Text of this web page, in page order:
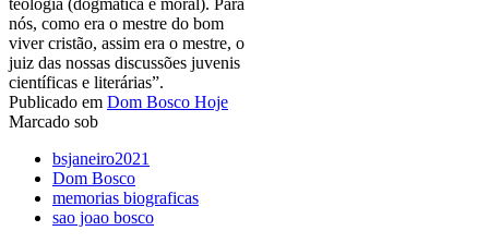
nós, como era o mestre do bom
viver cristão, assim era o mestre, o
juiz das nossas discussões juvenis
científicas e literárias”.
Publicado em Dom Bosco Hoje
Marcado sob
bsjaneiro2021
Dom Bosco
memorias biograficas
sao joao bosco